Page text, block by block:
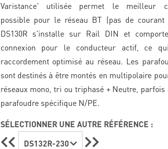
Varistance' utilisée permet le meilleur
possible pour le réseau BT (pas de
DS130R s'installe sur Rail DIN et
connexion pour le conducteur actif, ce
raccordement optimisé au réseau. Les
sont destinés à être montés en multipolaire
réseaux mono, tri ou triphasé + Neutre, parfois
parafoudre spécifique N/PE.
SÉLECTIONNER UNE AUTRE RÉFÉRENCE :
DS132R-230